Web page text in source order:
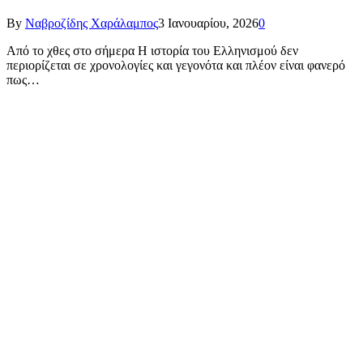
By Ναβροζίδης Χαράλαμπος3 Ιανουαρίου, 20260
Από το χθες στο σήμερα Η ιστορία του Ελληνισμού δεν
περιορίζεται σε χρονολογίες και γεγονότα και πλέον είναι φανερό
πως…